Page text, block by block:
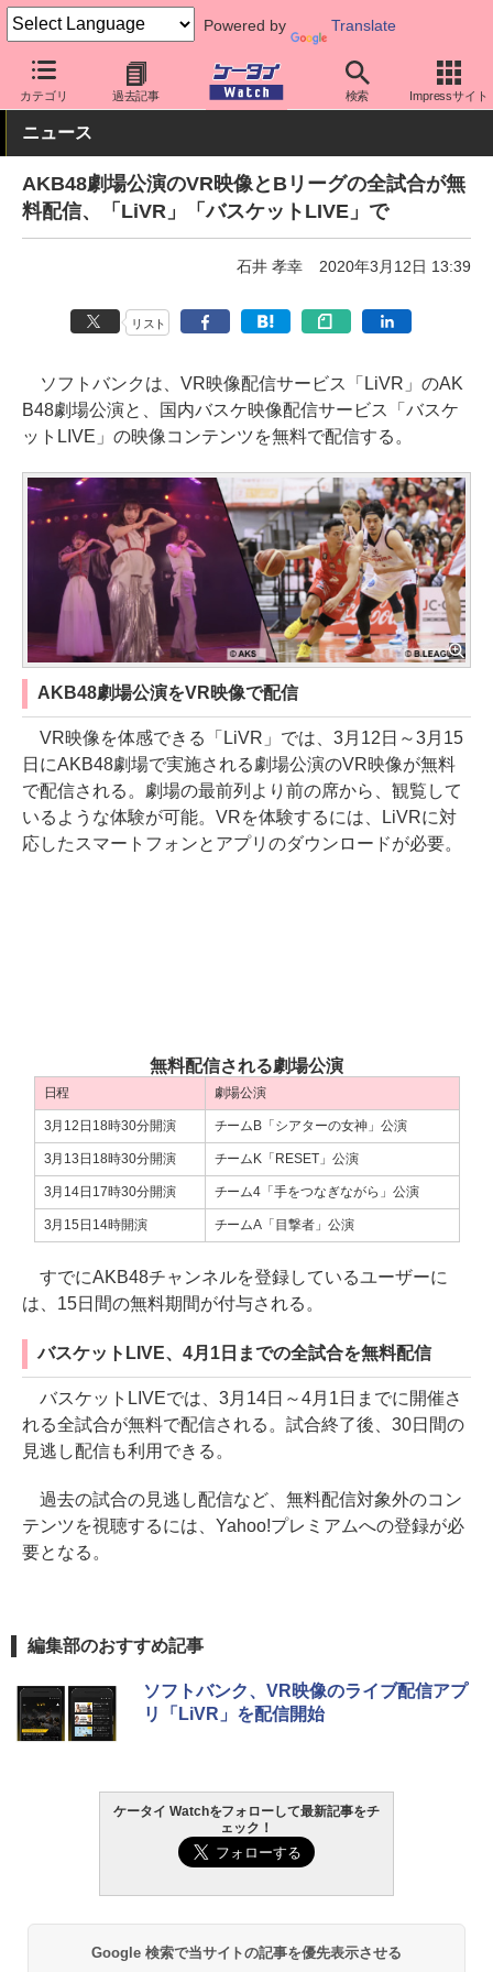
Powered by Translate
カテゴリ 過去記事 検索 Impressサイト
ケータイ Watch キャリア ソフトバンク アプリ・サービス
ニュース
AKB48劇場公演のVR映像とBリーグの全試合が無
料配信、「LiVR」「バスケットLIVE」で
石井 孝幸 2020年3月12日 13:39
リスト
ソフトバンクは、VR映像配信サービス「LiVR」のAK
B48劇場公演と、国内バスケ映像配信サービス「バスケ
ットLIVE」の映像コンテンツを無料で配信する。
AKB48劇場公演をVR映像で配信
VR映像を体感できる「LiVR」では、3月12日～3月15
日にAKB48劇場で実施される劇場公演のVR映像が無料
で配信される。劇場の最前列より前の席から、観覧して
いるような体験が可能。VRを体験するには、LiVRに対
応したスマートフォンとアプリのダウンロードが必要。
無料配信される劇場公演
日程 劇場公演
3月12日18時30分開演 チームB「シアターの女神」公演
3月13日18時30分開演 チームK「RESET」公演
3月14日17時30分開演 チーム4「手をつなぎながら」公演
3月15日14時開演 チームA「目撃者」公演
すでにAKB48チャンネルを登録しているユーザーに
は、15日間の無料期間が付与される。
バスケットLIVE、4月1日までの全試合を無料配信
バスケットLIVEでは、3月14日～4月1日までに開催さ
れる全試合が無料で配信される。試合終了後、30日間の
見逃し配信も利用できる。
過去の試合の見逃し配信など、無料配信対象外のコン
テンツを視聴するには、Yahoo!プレミアムへの登録が必
要となる。
編集部のおすすめ記事
ソフトバンク、VR映像のライブ配信アプ
リ「LiVR」を配信開始
ケータイ Watchをフォローして最新記事をチ
ェック！
Google 検索で当サイトの記事を優先表示させる